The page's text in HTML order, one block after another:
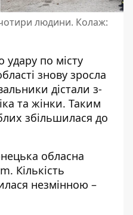
людини. Колаж:
удару по місту
знову зросла
дістали з-
та жінки. Таким
збільшилася до
обласна
Кількість
незмінною –